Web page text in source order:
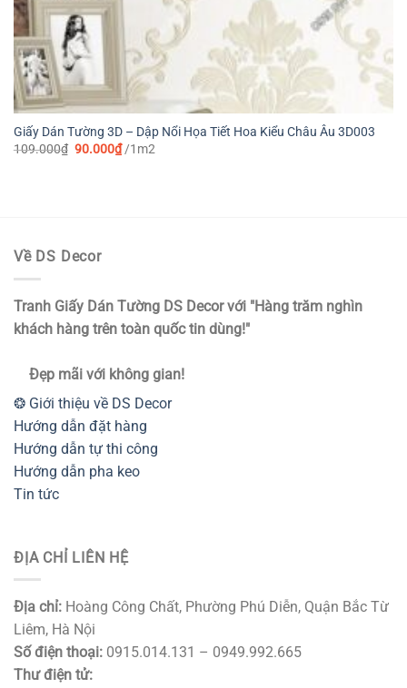
Giấy Dán Tường 3D – Dập Nổi Họa Tiết Hoa Kiểu Châu Âu 3D003
109.000₫ Giá
90.000₫Giá
hiện
/1m2
Về DS Decor
Tranh Giấy Dán Tường DS Decor với "Hàng trăm nghìn
khách hàng trên toàn quốc tin dùng!"
Đẹp mãi với không gian!
❂ Giới thiệu về DS Decor
Hướng dẫn đặt hàng
Hướng dẫn tự thi công
Hướng dẫn pha keo
Tin tức
ĐỊA CHỈ LIÊN HỆ
Địa chỉ: Hoàng Công Chất, Phường Phú Diễn, Quận Bắc Từ
Liêm, Hà Nội
Số điện thoại: 0915.014.131 – 0949.992.665
Thư điện tử: